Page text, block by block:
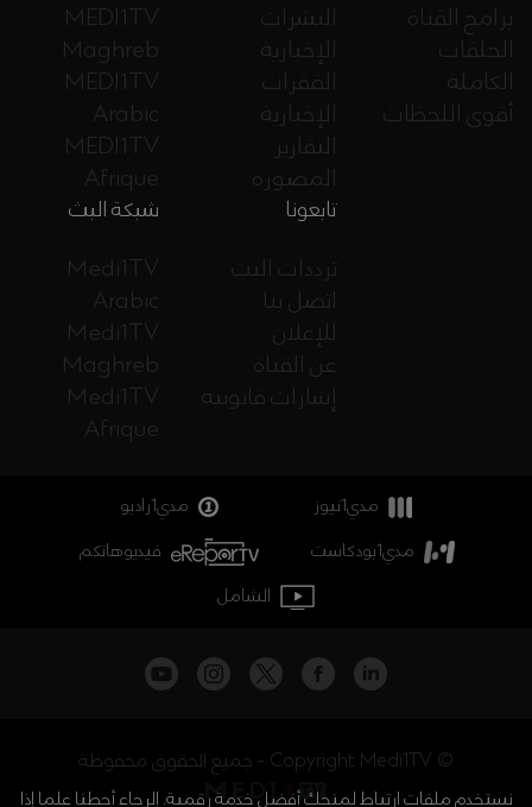
MEDI1TV
Maghreb
MEDI1TV
Arabic
MEDI1TV
Afrique
النشرات
الإخبارية
الفقرات
الإخبارية
التقارير
المصورة
برامج القناة
الحلقات
الكاملة
أقوى اللحظات
شبكة البث
Medi1TV
Arabic
Medi1TV
Maghreb
Medi1TV
Afrique
تابعونا
ترددات البث
اتصل بنا
للإعلان
عن القناة
إشارات قانونية
مدي1نيوز
مدي1راديو
مدي1بودكاست
فيديوهاتكم
الشامل
جميع الحقوق محفوظة - Copyright Medi1TV ©
نستخدم ملفات ارتباط لمنحك أفضل خدمة رقمية. الرجاء أحطنا علما إذا